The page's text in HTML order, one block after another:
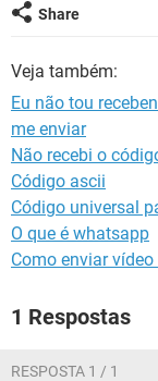
Share
Veja também:
Eu não tou
me enviar
Não recebi o
Código ascii
Código universal
O que é whatsapp
Como enviar
1 Respostas
RESPOSTA 1 / 1